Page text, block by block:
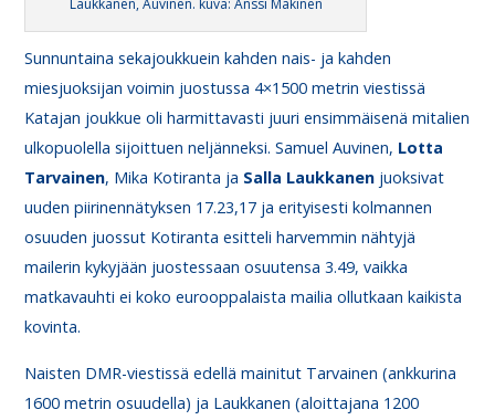
Laukkanen, Auvinen. kuva: Anssi Mäkinen
Sunnuntaina sekajoukkuein kahden nais- ja kahden
miesjuoksijan voimin juostussa 4×1500 metrin viestissä
Katajan joukkue oli harmittavasti juuri ensimmäisenä mitalien
ulkopuolella sijoittuen neljänneksi. Samuel Auvinen, Lotta
Tarvainen, Mika Kotiranta ja Salla Laukkanen juoksivat
uuden piirinennätyksen 17.23,17 ja erityisesti kolmannen
osuuden juossut Kotiranta esitteli harvemmin nähtyjä
mailerin kykyjään juostessaan osuutensa 3.49, vaikka
matkavauhti ei koko eurooppalaista mailia ollutkaan kaikista
kovinta.
Naisten DMR-viestissä edellä mainitut Tarvainen (ankkurina
1600 metrin osuudella) ja Laukkanen (aloittajana 1200